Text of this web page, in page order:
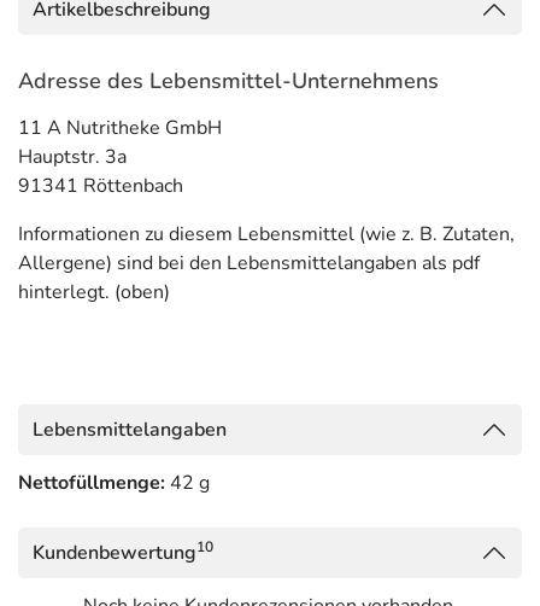
Artikelbeschreibung
Adresse des Lebensmittel-Unternehmens
11 A Nutritheke GmbH
Hauptstr. 3a
91341 Röttenbach
Informationen zu diesem Lebensmittel (wie z. B. Zutaten,
Allergene) sind bei den Lebensmittelangaben als pdf
hinterlegt. (oben)
Lebensmittelangaben
Nettofüllmenge: 42 g
Kundenbewertung10